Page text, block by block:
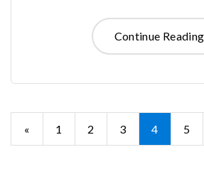
Continue Reading
der
« 1 2 3 4 5